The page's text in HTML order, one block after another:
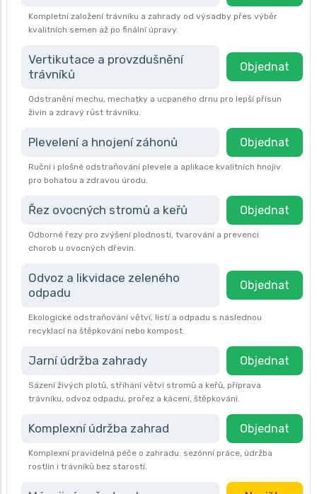
Kompletní založení trávníku a zahrady od výsadby přes výběr
kvalitních semen až po finální úpravy.
Vertikutace a provzdušnění
trávníků
Objednat
Odstranění mechu, mechatky a ucpaného drnu pro lepší přísun
živin a zdravý růst trávníku.
Plevelení a hnojení záhonů Objednat
Ruční i plošné odstraňování plevele a aplikace kvalitních hnojiv
pro bohatou a zdravou úrodu.
Řez ovocných stromů a keřů Objednat
Odborné řezy pro zvýšení plodnosti, tvarování a prevenci
chorob u ovocných dřevin.
Odvoz a likvidace zeleného
odpadu
Objednat
Ekologické odstraňování větví, listí a odpadu s následnou
recyklací na štěpkování nebo kompost.
Jarní údržba zahrady Objednat
Sázení živých plotů, stříhání větví stromů a keřů, příprava
trávníku, odvoz odpadu, prořez a kácení, štěpkování.
Komplexní údržba zahrad Objednat
Komplexní pravidelná péče o zahradu: sezónní práce, údržba
rostlin i trávníků bez starostí.